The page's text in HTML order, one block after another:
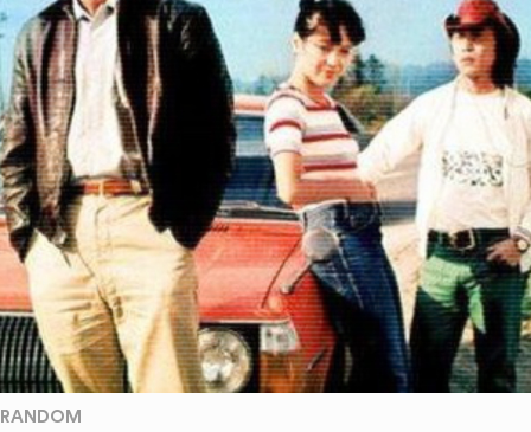
RANDOM